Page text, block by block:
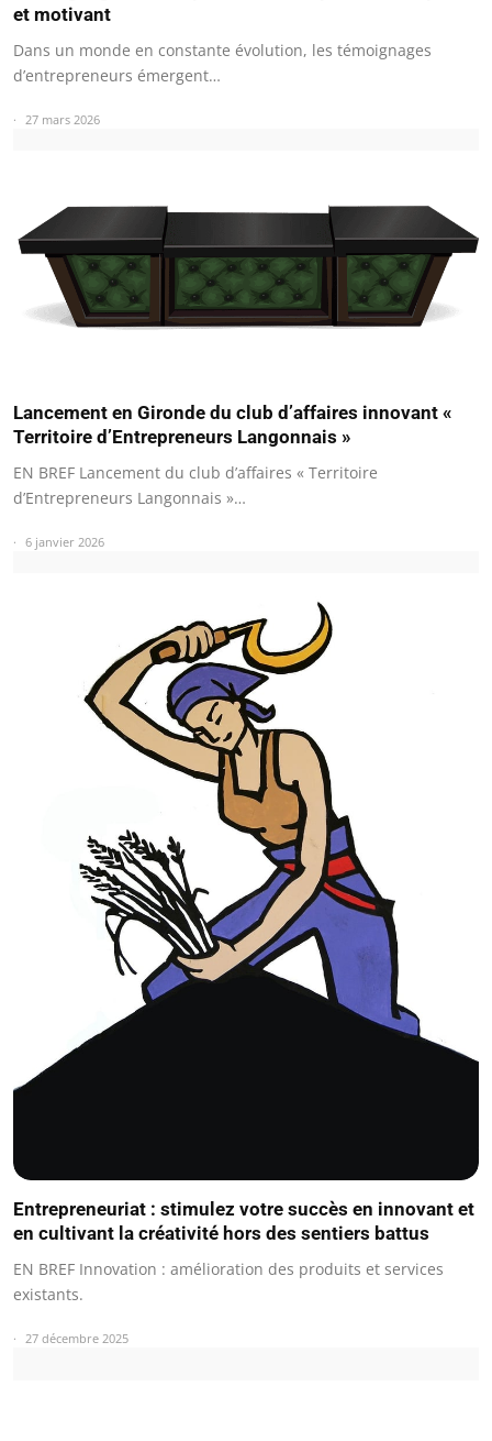
et motivant
Dans un monde en constante évolution, les témoignages
d’entrepreneurs émergent…
27 mars 2026
Lancement en Gironde du club d’affaires innovant «
Territoire d’Entrepreneurs Langonnais »
EN BREF Lancement du club d’affaires « Territoire
d’Entrepreneurs Langonnais »…
6 janvier 2026
Entrepreneuriat : stimulez votre succès en innovant et
en cultivant la créativité hors des sentiers battus
EN BREF Innovation : amélioration des produits et services
existants.
27 décembre 2025